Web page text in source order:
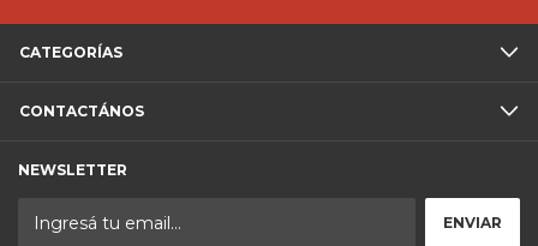
CATEGORÍAS
CONTACTÁNOS
NEWSLETTER